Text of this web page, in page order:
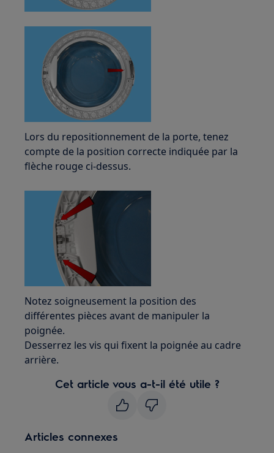
Lors du repositionnement de la porte, tenez
compte de la position correcte indiquée par la
flèche rouge ci-dessus.
Notez soigneusement la position des
différentes pièces avant de manipuler la
poignée.
Desserrez les vis qui fixent la poignée au cadre
arrière.
Cet article vous a-t-il été utile ?
Articles connexes